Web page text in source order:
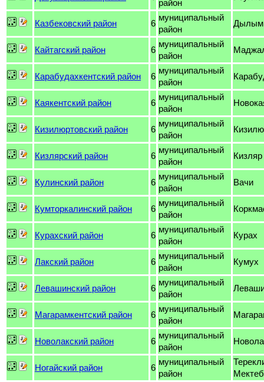
район
Казбековский район 6
муниципальный
район
Дылым
Кайтагский район 6
муниципальный
район
Карабудахкентский район 6
муниципальный
район
Каякентский район 6
муниципальный
район
Кизилюртовский район 6
муниципальный
район
Кизлярский район 6
муниципальный
район
Кизляр
Кулинский район 6
муниципальный
район
Вачи
Кумторкалинский район 6
муниципальный
район
Курахский район 6
муниципальный
район
Курах
Лакский район 6
муниципальный
район
Кумух
Левашинский район 6
муниципальный
район
Магарамкентский район 6
муниципальный
район
Новолакский район 6
муниципальный
район
Ногайский район 6
муниципальный
район
Мектеб